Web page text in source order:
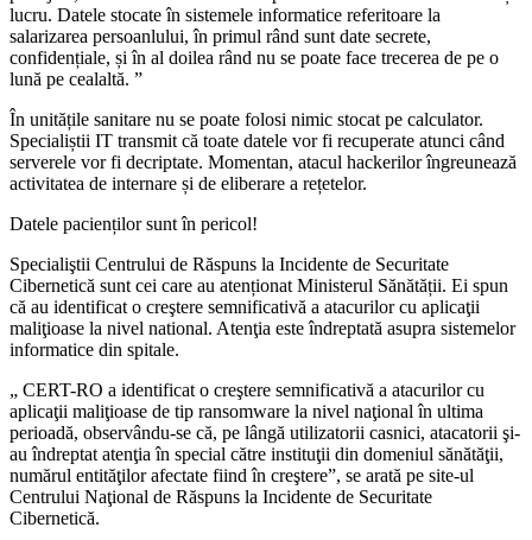
lucru. Datele stocate în sistemele informatice referitoare la
salarizarea persoanlului, în primul rând sunt date secrete,
confidențiale, și în al doilea rând nu se poate face trecerea de pe o
lună pe cealaltă. ”
În unitățile sanitare nu se poate folosi nimic stocat pe calculator.
Specialiștii IT transmit că toate datele vor fi recuperate atunci când
serverele vor fi decriptate. Momentan, atacul hackerilor îngreunează
activitatea de internare și de eliberare a rețetelor.
Datele pacienților sunt în pericol!
Specialiştii Centrului de Răspuns la Incidente de Securitate
Cibernetică sunt cei care au atenționat Ministerul Sănătății. Ei spun
că au identificat o creştere semnificativă a atacurilor cu aplicaţii
maliţioase la nivel national. Atenţia este îndreptată asupra sistemelor
informatice din spitale.
„ CERT-RO a identificat o creştere semnificativă a atacurilor cu
aplicaţii maliţioase de tip ransomware la nivel naţional în ultima
perioadă, observându-se că, pe lângă utilizatorii casnici, atacatorii şi-
au îndreptat atenţia în special către instituţii din domeniul sănătăţii,
numărul entităţilor afectate fiind în creştere”, se arată pe site-ul
Centrului Naţional de Răspuns la Incidente de Securitate
Cibernetică.